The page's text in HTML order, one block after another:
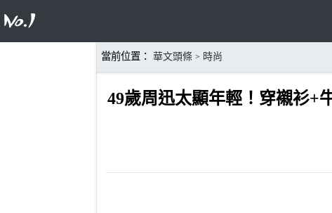
當前位置： 華文頭條 > 時尚
49歲周迅太顯年輕！穿襯衫+